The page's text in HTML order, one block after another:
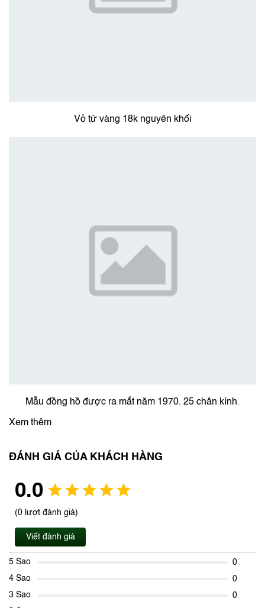
Vỏ từ vàng 18k nguyên khối
Mẫu đồng hồ được ra mắt năm 1970. 25 chân kính.
Xem thêm
ĐÁNH GIÁ CỦA KHÁCH HÀNG
0.0
(0 lượt đánh giá)
Viết đánh giá
5 Sao
0
4 Sao
0
3 Sao
0